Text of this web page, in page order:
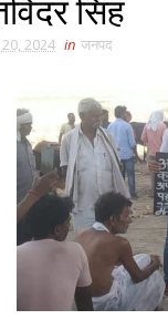
2024 in जनपद